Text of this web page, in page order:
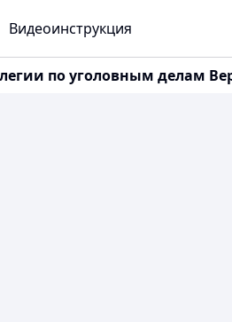
Видеоинструкция
по уголовным делам